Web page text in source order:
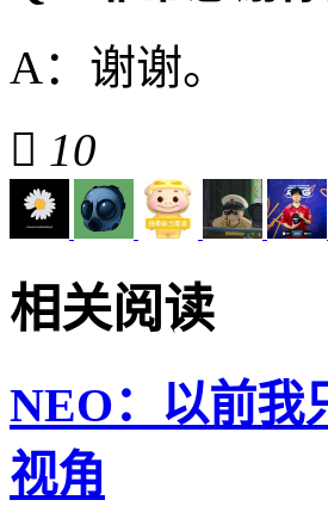
A：谢谢。
 10
相关阅读
NEO：以前我
视角